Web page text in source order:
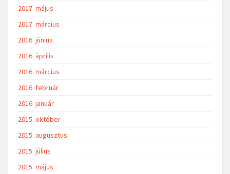
2017. május
2017. március
2016. június
2016. április
2016. március
2016. február
2016. január
2015. október
2015. augusztus
2015. július
2015. május